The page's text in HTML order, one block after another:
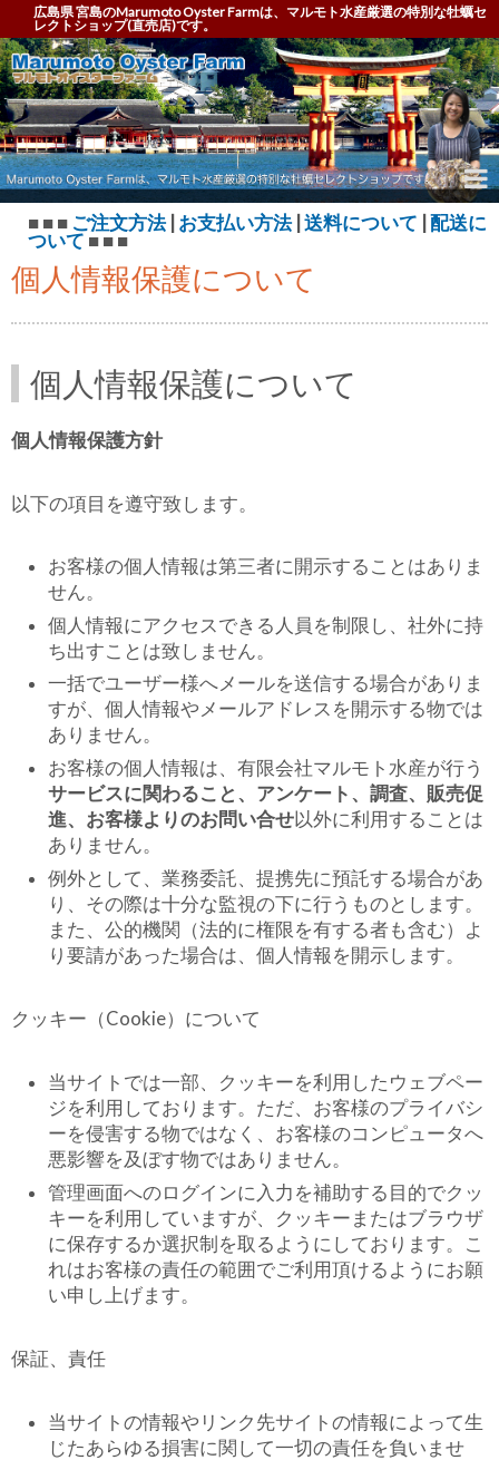
広島県 宮島のMarumoto Oyster Farmは、マルモト水産厳選の特別な牡蠣セ
レクトショップ(直売店)です。
Marumoto Oyster Farm – マルモト オイスター フ
ァーム
■ ■ ■ ご注文方法| お支払い方法| 送料について 配送に
ついて ■ ■ ■
個人情報保護について
個人情報保護について
個人情報保護方針
以下の項目を遵守致します。
お客様の個人情報は第三者に開示することはありま
せん。
個人情報にアクセスできる人員を制限し、社外に持
ち出すことは致しません。
一括でユーザー様へメールを送信する場合がありま
すが、個人情報やメールアドレスを開示する物では
ありません。
お客様の個人情報は、有限会社マルモト水産が行う
サービスに関わること、アンケート、調査、販売促
進、お客様よりのお問い合せ以外に利用することは
ありません。
例外として、業務委託、提携先に預託する場合があ
り、その際は十分な監視の下に行うものとします。
また、公的機関（法的に権限を有する者も含む）よ
り要請があった場合は、個人情報を開示します。
クッキー（Cookie）について
当サイトでは一部、クッキーを利用したウェブペー
ジを利用しております。ただ、お客様のプライバシ
ーを侵害する物ではなく、お客様のコンピュータへ
悪影響を及ぼす物ではありません。
管理画面へのログインに入力を補助する目的でクッ
キーを利用していますが、クッキーまたはブラウザ
に保存するか選択制を取るようにしております。こ
れはお客様の責任の範囲でご利用頂けるようにお願
い申し上げます。
保証、責任
当サイトの情報やリンク先サイトの情報によって生
じたあらゆる損害に関して一切の責任を負いませ